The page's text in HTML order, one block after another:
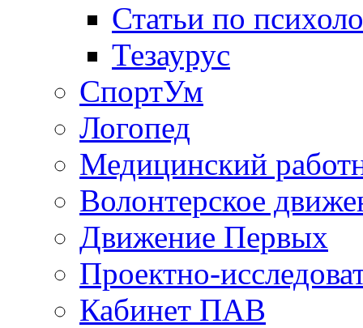
Статьи по
Тезаурус
СпортУм
Логопед
Медицинский
Волонтерское
Движение Первых
Проектно-
Кабинет ПАВ